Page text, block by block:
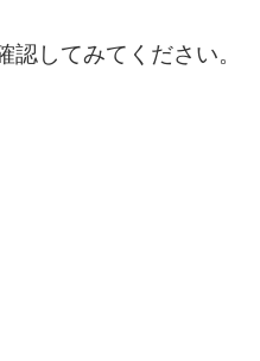
してみてください。